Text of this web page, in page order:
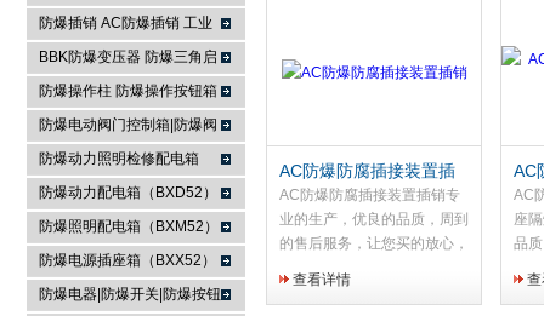
防爆插销 AC防爆插销 工业
插座 防爆防腐插销装置
BBK防爆变压器 防爆三角启
动器 防爆控制箱
防爆操作柱 防爆操作按钮箱
防爆主令控制器
防爆电动阀门控制箱|防爆阀
门箱
防爆动力照明检修配电箱
防爆动力配电箱（BXD52）
防爆照明配电箱（BXM52）
防爆电源插座箱（BXX52）
防爆电器|防爆开关|防爆按钮
AC防爆防腐插接装置插
销
AC防爆防腐插接装置插销专
业的生产，优良的品质，周到
的售后服务，让您买的放心，
序，用心做产品，才会做好产
查看详情
AC
头
AC
座
品